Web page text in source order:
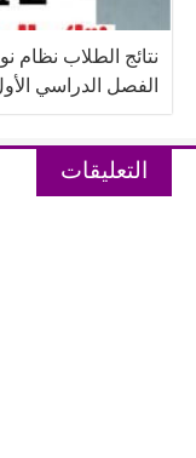
الفصل الدراسي
التعليقات